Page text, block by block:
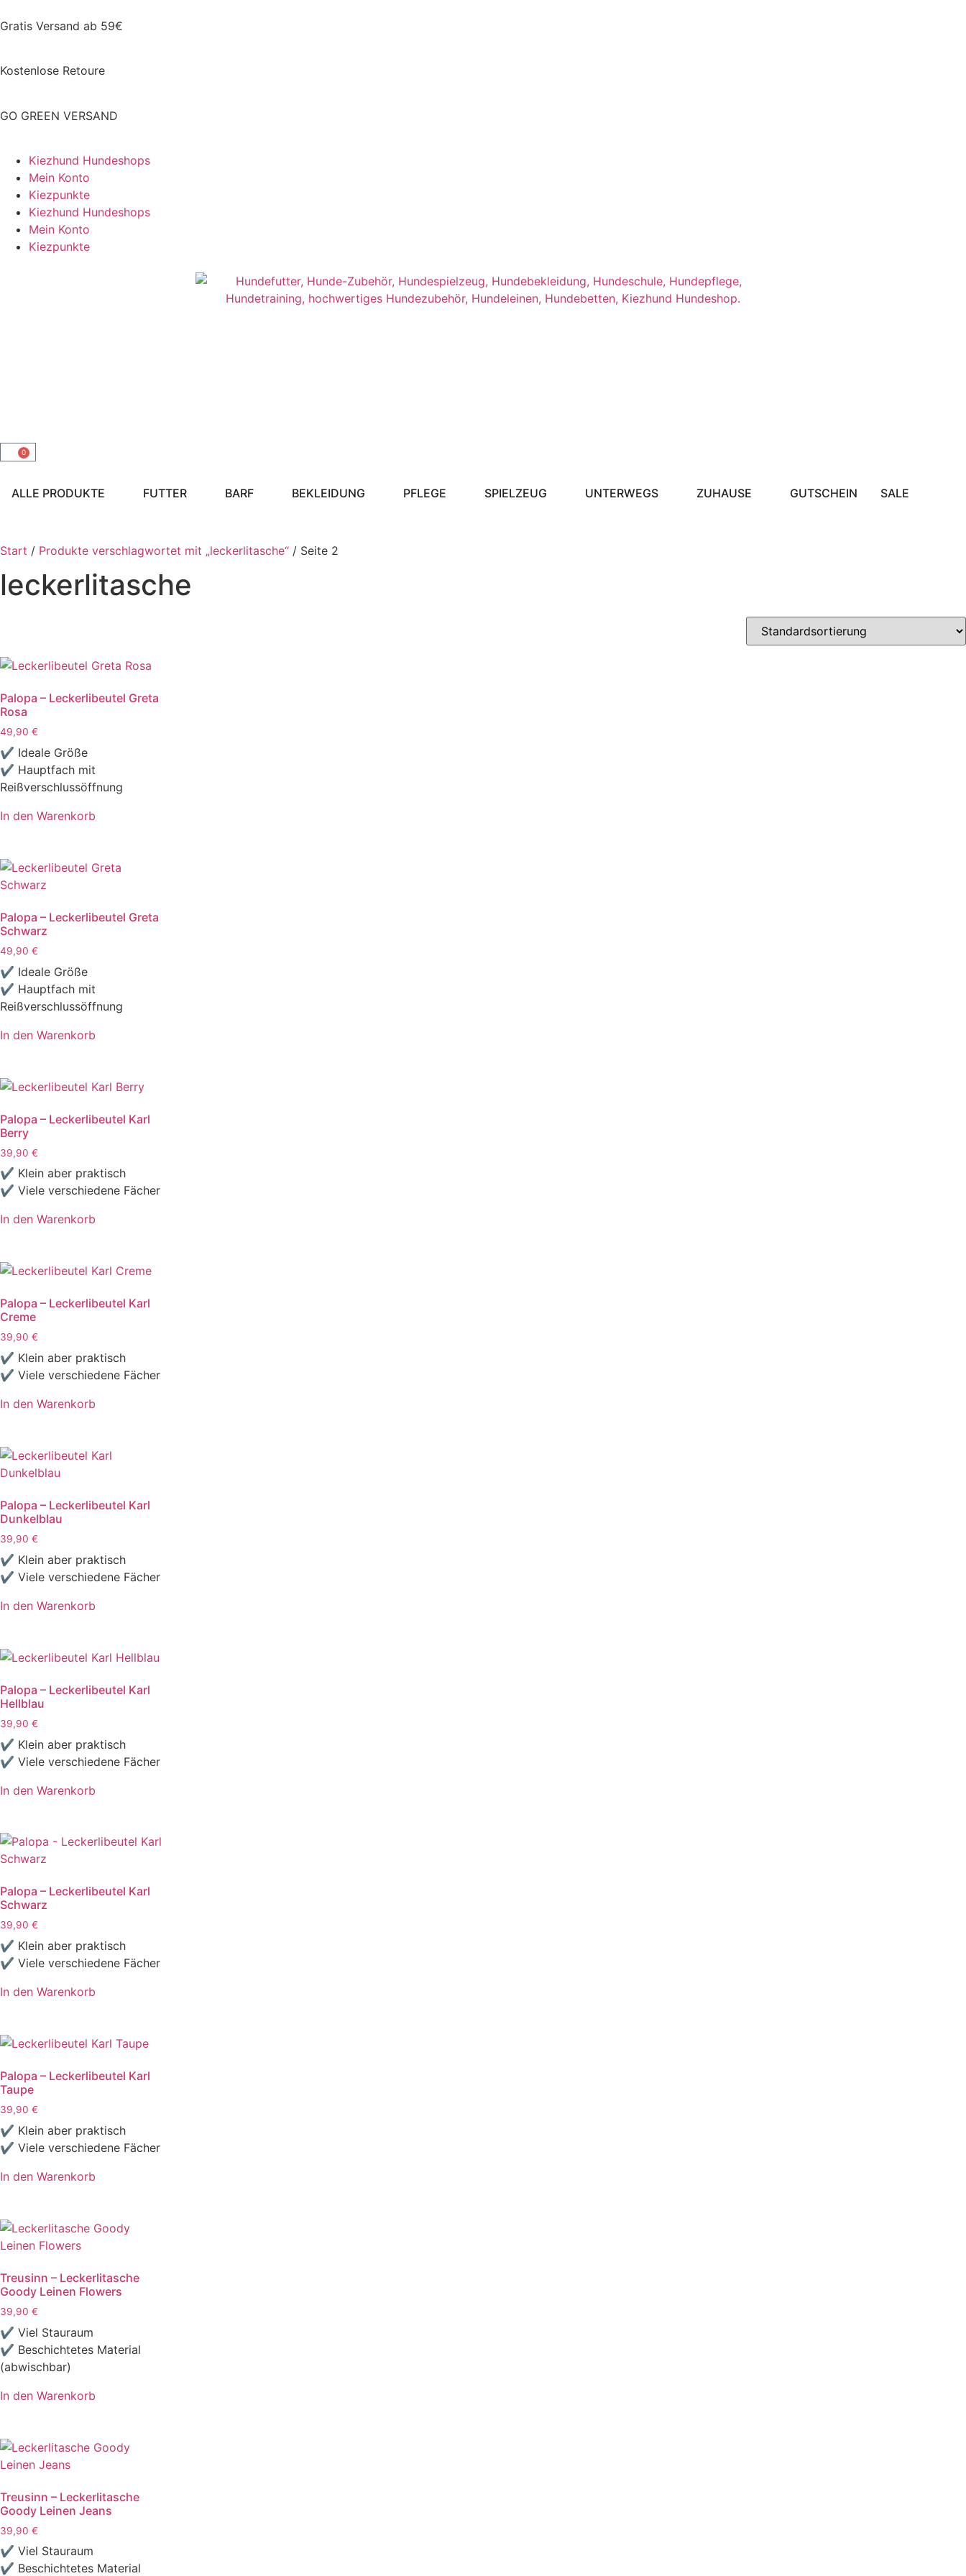
Gratis Versand ab 59€
Kostenlose Retoure
GO GREEN VERSAND
Kiezhund Hundeshops
Mein Konto
Kiezpunkte
Kiezhund Hundeshops
Mein Konto
Kiezpunkte
0
ALLE PRODUKTE FUTTER BARF BEKLEIDUNG PFLEGE SPIELZEUG UNTERWEGS ZUHAUSE GUTSCHEIN SALE
Start / Produkte verschlagwortet mit „leckerlitasche“ / Seite 2
leckerlitasche
Palopa – Leckerlibeutel Greta
Rosa
49,90 €
✔ Ideale Größe
✔ Hauptfach mit
Reißverschlussöffnung
In den Warenkorb
Palopa – Leckerlibeutel Greta
Schwarz
49,90 €
✔ Ideale Größe
✔ Hauptfach mit
Reißverschlussöffnung
In den Warenkorb
Palopa – Leckerlibeutel Karl
Berry
39,90 €
✔ Klein aber praktisch
✔ Viele verschiedene Fächer
In den Warenkorb
Palopa – Leckerlibeutel Karl
Creme
39,90 €
✔ Klein aber praktisch
✔ Viele verschiedene Fächer
In den Warenkorb
Palopa – Leckerlibeutel Karl
Dunkelblau
39,90 €
✔ Klein aber praktisch
✔ Viele verschiedene Fächer
In den Warenkorb
Palopa – Leckerlibeutel Karl
Hellblau
39,90 €
✔ Klein aber praktisch
✔ Viele verschiedene Fächer
In den Warenkorb
Palopa – Leckerlibeutel Karl
Schwarz
39,90 €
✔ Klein aber praktisch
✔ Viele verschiedene Fächer
In den Warenkorb
Palopa – Leckerlibeutel Karl
Taupe
39,90 €
✔ Klein aber praktisch
✔ Viele verschiedene Fächer
In den Warenkorb
Treusinn – Leckerlitasche
Goody Leinen Flowers
39,90 €
✔ Viel Stauraum
✔ Beschichtetes Material
(abwischbar)
In den Warenkorb
Treusinn – Leckerlitasche
Goody Leinen Jeans
39,90 €
✔ Viel Stauraum
✔ Beschichtetes Material